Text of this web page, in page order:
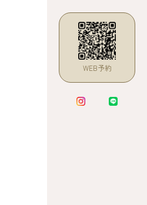
WEB予約